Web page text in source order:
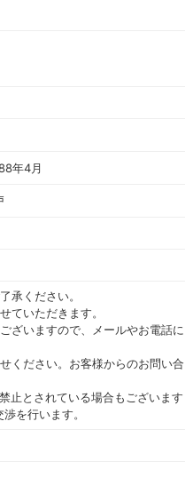
年4月
承ください。
ていただきます。
ざいますので、メールやお電話に
ください。お客様からのお問い合
止とされている場合もございます
を行います。